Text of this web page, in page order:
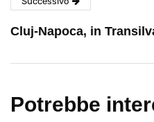
Cluj-Napoca, in
Potrebbe